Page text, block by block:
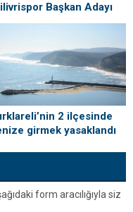
Başkan Adayı
2 ilçesinde
girmek yasaklandı
form aracılığıyla siz